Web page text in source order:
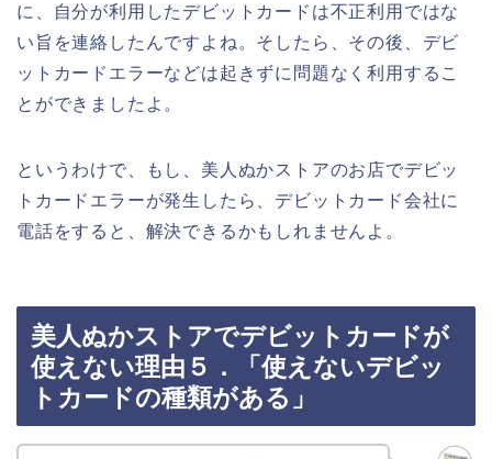
に、自分が利用したデビットカードは不正利用ではな
い旨を連絡したんですよね。そしたら、その後、デビ
ットカードエラーなどは起きずに問題なく利用するこ
とができましたよ。
というわけで、もし、美人ぬかストアのお店でデビッ
トカードエラーが発生したら、デビットカード会社に
電話をすると、解決できるかもしれませんよ。
美人ぬかストアでデビットカードが
使えない理由５．「使えないデビッ
トカードの種類がある」